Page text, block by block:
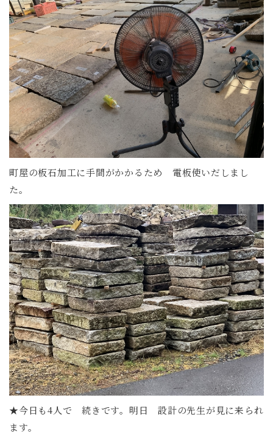
町屋の板石加工に手間がかかるため 電板使いだしまし
た。
★今日も4人で 続きです。明日 設計の先生が見に来られ
ます。